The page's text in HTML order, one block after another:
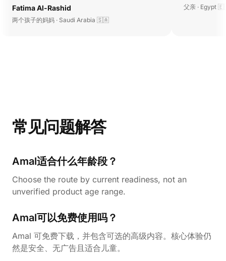
Fatima Al-Rashid
两个孩子的妈妈 · Saudi Arabia 🇸🇦
父亲 · Egypt
常见问题解答
Amal适合什么年龄段？
Choose the route by current readiness, not an
unverified product age range.
Amal可以免费使用吗？
Amal 可免费下载，并包含可选的高级内容。核心体验仍
然是安全、无广告且适合儿童。